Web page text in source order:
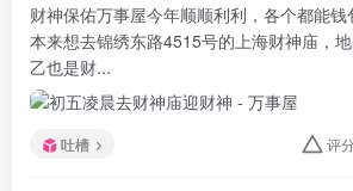
财神保佑万事屋今年顺顺利利，各个都能钱
本来想去锦绣东路4515号的上海财神庙，
乙也是财...
吐槽 评